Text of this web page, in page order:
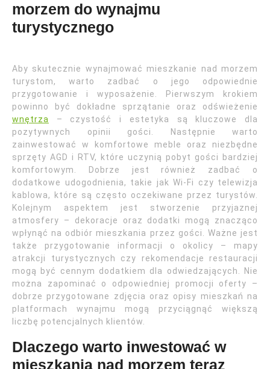
morzem do wynajmu
turystycznego
Aby skutecznie wynajmować mieszkanie nad morzem
turystom, warto zadbać o jego odpowiednie
przygotowanie i wyposażenie. Pierwszym krokiem
powinno być dokładne sprzątanie oraz odświeżenie
wnętrza
– czystość i estetyka są kluczowe dla
pozytywnych opinii gości. Następnie warto
zainwestować w komfortowe meble oraz niezbędne
sprzęty AGD i RTV, które uczynią pobyt gości bardziej
komfortowym. Dobrze jest również zadbać o
dodatkowe udogodnienia, takie jak Wi-Fi czy telewizja
kablowa, które są często oczekiwane przez turystów.
Kolejnym aspektem jest stworzenie przyjaznej
atmosfery – dekoracje oraz dodatki mogą znacząco
wpłynąć na odbiór mieszkania przez gości. Ważne jest
także przygotowanie informacji o okolicy – mapy
atrakcji turystycznych czy rekomendacje restauracji
mogą być cennym dodatkiem dla odwiedzających. Nie
można zapominać o odpowiedniej promocji oferty –
dobrze przygotowane zdjęcia oraz opisy mieszkań na
platformach wynajmu mogą przyciągnąć większą
liczbę potencjalnych klientów.
Dlaczego warto inwestować w
mieszkania nad morzem teraz